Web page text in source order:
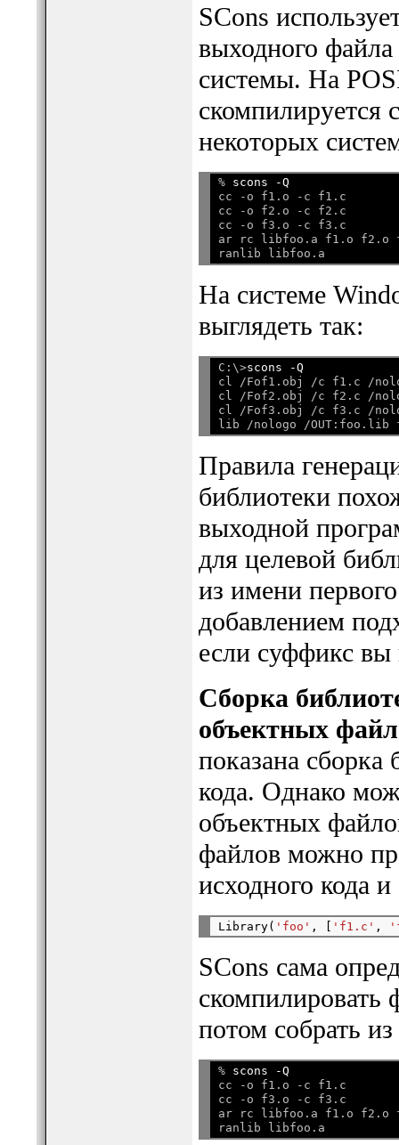
SCons
выходного
системы. На
некоторых
% scons -Q
cc -o f1.o -c f1.c
cc -o f2.o -c f2.c
cc -o f3.o -c f3.c
ar rc libfoo.a f1.o f2.o
На системе
выглядеть так:
C:\>scons -Q
cl /Fof1.obj /c f1.c /
cl /Fof2.obj /c f2.c /
cl /Fof3.obj /c f3.c /
Правила
библиотеки
выходной
для целевой
из имени
добавлением
если суффикс вы
Сборка
объектных
показана сборка
кода. Однако
объектных
файлов можно
исходного кода
Library( 'foo' , [ 'f1.c' ,
SCons сама
скомпилировать
потом собрать
% scons -Q
cc -o f1.o -c f1.c
cc -o f3.o -c f3.c
ar rc libfoo.a f1.o f2.o